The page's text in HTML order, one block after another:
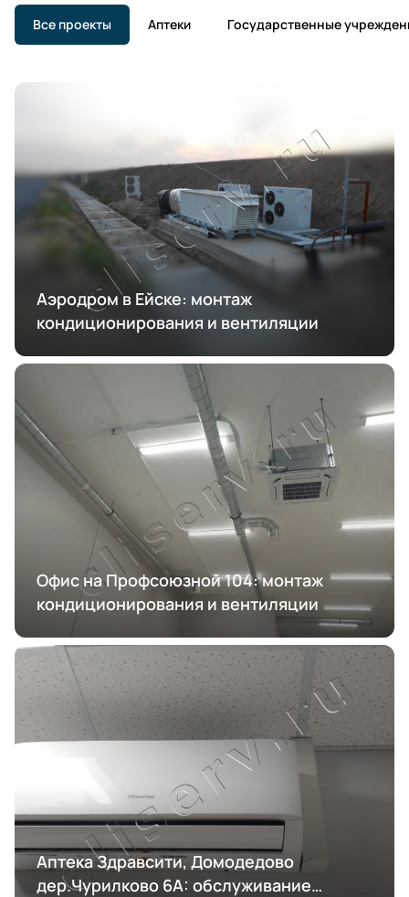
Все проекты Аптеки Государственные
Аэродром в Ейске: монтаж
кондиционирования и вентиляции
Офис на Профсоюзной 104: монтаж
кондиционирования и вентиляции
Аптека Здравсити, Домодедово
дер.Чурилково 6А: обслуживание